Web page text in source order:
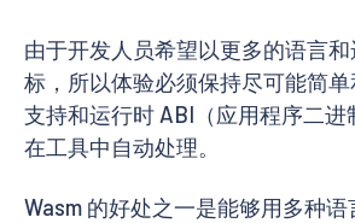
由于开发人员希望以更多的语言
标，所以体验必须保持尽可能简
支持和运行时 ABI（应用程序二进
在工具中自动处理。
Wasm 的好处之一是能够用多种语